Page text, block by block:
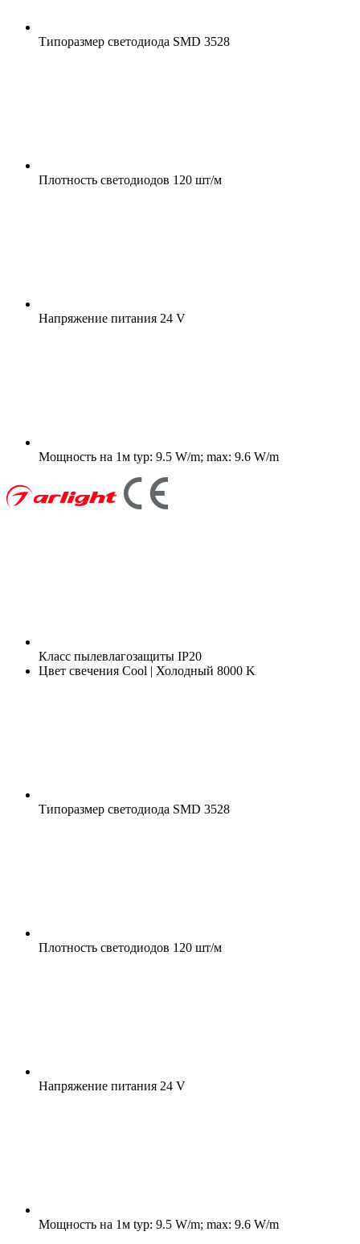
Типоразмер светодиода SMD 3528
Плотность светодиодов 120 шт/м
Напряжение питания 24 V
Мощность на 1м typ: 9.5 W/m; max: 9.6 W/m
Класс пылевлагозащиты IP20
Цвет свечения Cool | Холодный 8000 K
Типоразмер светодиода SMD 3528
Плотность светодиодов 120 шт/м
Напряжение питания 24 V
Мощность на 1м typ: 9.5 W/m; max: 9.6 W/m